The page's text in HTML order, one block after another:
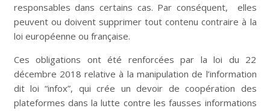
responsables dans certains cas. Par conséquent, elles
peuvent ou doivent supprimer tout contenu contraire à la
loi européenne ou française.
Ces obligations ont été renforcées par la loi du 22
décembre 2018 relative à la manipulation de l’information
dit loi “infox”, qui crée un devoir de coopération des
plateformes dans la lutte contre les fausses informations